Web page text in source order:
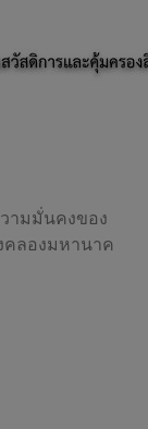
ามมั่นคงของ
คลองมหานาค